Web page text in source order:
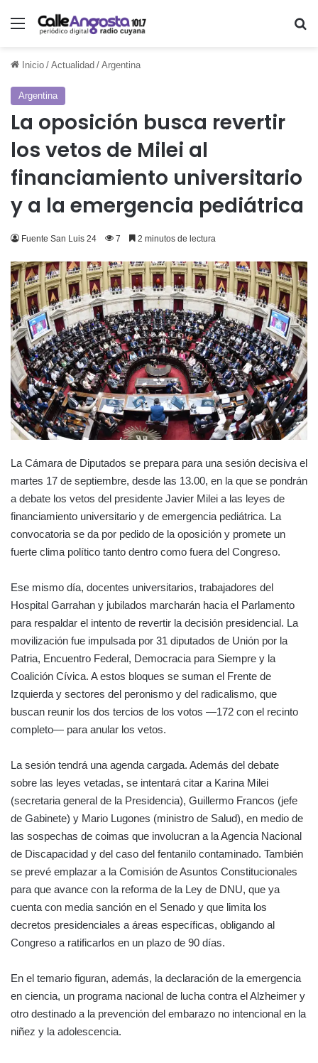
Menú
Inicio / Actualidad / Argentina
Argentina
La oposición busca revertir
los vetos de Milei al
financiamiento universitario
y a la emergencia pediátrica
Fuente San Luis 24 7 2 minutos de lectura
La Cámara de Diputados se prepara para una sesión decisiva el
martes 17 de septiembre, desde las 13.00, en la que se pondrán
a debate los vetos del presidente Javier Milei a las leyes de
financiamiento universitario y de emergencia pediátrica. La
convocatoria se da por pedido de la oposición y promete un
fuerte clima político tanto dentro como fuera del Congreso.
Ese mismo día, docentes universitarios, trabajadores del
Hospital Garrahan y jubilados marcharán hacia el Parlamento
para respaldar el intento de revertir la decisión presidencial. La
movilización fue impulsada por 31 diputados de Unión por la
Patria, Encuentro Federal, Democracia para Siempre y la
Coalición Cívica. A estos bloques se suman el Frente de
Izquierda y sectores del peronismo y del radicalismo, que
buscan reunir los dos tercios de los votos —172 con el recinto
completo— para anular los vetos.
La sesión tendrá una agenda cargada. Además del debate
sobre las leyes vetadas, se intentará citar a Karina Milei
(secretaria general de la Presidencia), Guillermo Francos (jefe
de Gabinete) y Mario Lugones (ministro de Salud), en medio de
las sospechas de coimas que involucran a la Agencia Nacional
de Discapacidad y del caso del fentanilo contaminado. También
se prevé emplazar a la Comisión de Asuntos Constitucionales
para que avance con la reforma de la Ley de DNU, que ya
cuenta con media sanción en el Senado y que limita los
decretos presidenciales a áreas específicas, obligando al
Congreso a ratificarlos en un plazo de 90 días.
En el temario figuran, además, la declaración de la emergencia
en ciencia, un programa nacional de lucha contra el Alzheimer y
otro destinado a la prevención del embarazo no intencional en la
niñez y la adolescencia.